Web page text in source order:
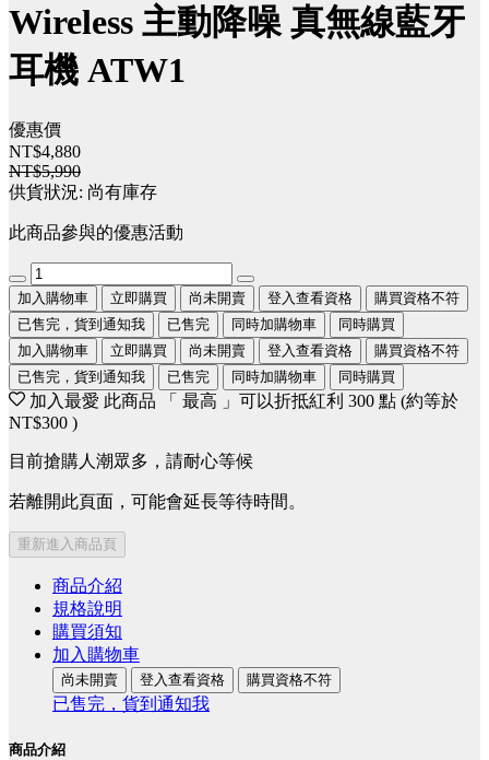
Wireless 主動降噪 真無線藍牙
耳機 ATW1
優惠價
NT$4,880
NT$5,990
供貨狀況: 尚有庫存
此商品參與的優惠活動
加入購物車 立即購買 尚未開賣 登入查看資格
購買資格不符
已售完，貨到通知我
已售完 同時加購物車
同時購買
加入購物車
立即購買 尚未開賣 登入查看資格
購買資格不符
已售完，貨到通知我
已售完 同時加購物車 同時購買
加入最愛 此商品 「 最高 」可以折抵紅利 300 點 (約等於
NT$300 )
目前搶購人潮眾多，請耐心等候
若離開此頁面，可能會延長等待時間。
重新進入商品頁
商品介紹
規格說明
購買須知
加入購物車
尚未開賣 登入查看資格 購買資格不符
已售完，貨到通知我
商品介紹